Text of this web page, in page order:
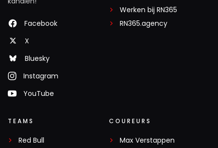
Facebook
X
Bluesky
Instagram
YouTube
Werken bij RN365
RN365.agency
TEAMS
Red Bull
COUREURS
Max Verstappen